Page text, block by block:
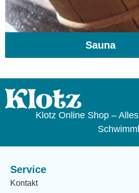
Sauna
Klotz Online Shop –
Service
Kontakt